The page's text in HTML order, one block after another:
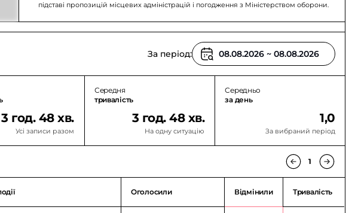
підставі пропозицій місцевих адміністрацій і погодження з Міністерством оборони.
За період:
3 год. 48 хв.
Усі записи разом
Середня
тривалість
3 год. 48 хв.
На одну ситуацію
Середньо
за день
1,0
За вибраний період
1
Оголосили Відмінили Тривалість